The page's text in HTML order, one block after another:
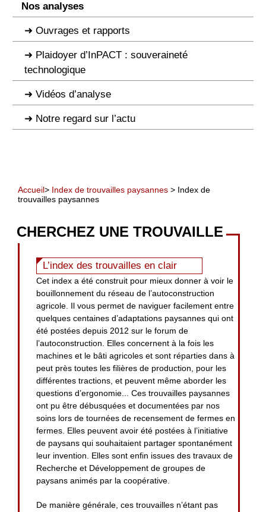
Nos analyses
Ouvrages et rapports
Plaidoyer d’InPACT : souveraineté
technologique
Vidéos d’analyse
Notre regard sur l’actu
Accueil> Index de trouvailles paysannes > Index de
trouvailles paysannes
CHERCHEZ UNE TROUVAILLE
L’index des trouvailles en clair
Cet index a été construit pour mieux donner à voir le
bouillonnement du réseau de l’autoconstruction
agricole. Il vous permet de naviguer facilement entre
quelques centaines d’adaptations paysannes qui ont
été postées depuis 2012 sur le forum de
l’autoconstruction. Elles concernent à la fois les
machines et le bâti agricoles et sont réparties dans à
peut près toutes les filières de production, pour les
différentes tractions, et peuvent même aborder les
questions d’ergonomie... Ces trouvailles paysannes
ont pu être débusquées et documentées par nos
soins lors de tournées de recensement de fermes en
fermes. Elles peuvent avoir été postées à l’initiative
de paysans qui souhaitaient partager spontanément
leur invention. Elles sont enfin issues des travaux de
Recherche et Développement de groupes de
paysans animés par la coopérative.
De manière générale, ces trouvailles n’étant pas